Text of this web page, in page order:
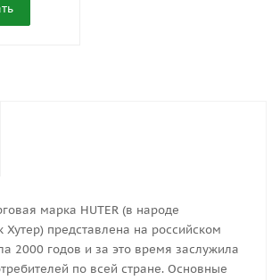
марка HUTER (в народе
Хутер) представлена на российском
2000 годов и за это время заслужила
по всей стране. Основные